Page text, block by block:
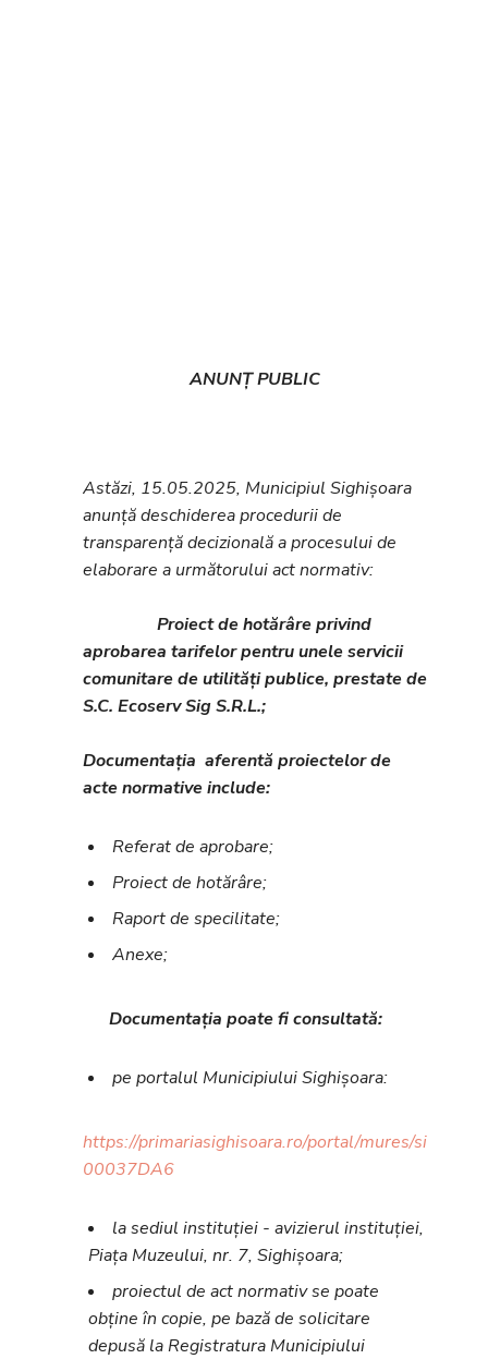
ANUNȚ PUBLIC
Astăzi, 15.05.2025, Municipiul Sighișoara
anunță deschiderea procedurii de
transparență decizională a procesului de
elaborare a următorului act normativ:
Proiect de hotărâre privind
aprobarea tarifelor pentru unele servicii
comunitare de utilități publice, prestate de
S.C. Ecoserv Sig S.R.L.;
Documentația aferentă proiectelor de
acte normative include:
Referat de aprobare;
Proiect de hotărâre;
Raport de specilitate;
Anexe;
Documentația poate fi consultată:
pe portalul Municipiului Sighișoara:
https://primariasighisoara.ro/portal/mures/
00037DA6
la sediul instituției - avizierul instituției,
Piața Muzeului, nr. 7, Sighișoara;
proiectul de act normativ se poate
obține în copie, pe bază de solicitare
depusă la Registratura Municipiului